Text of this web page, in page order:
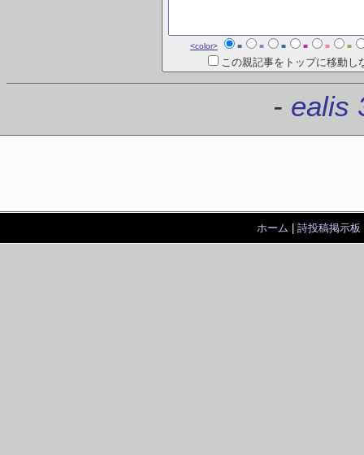
<color> ■ ■ ■ ■ ■ ■
この親記事をトップに移動し
- ealis
ホーム 詩投稿掲示板